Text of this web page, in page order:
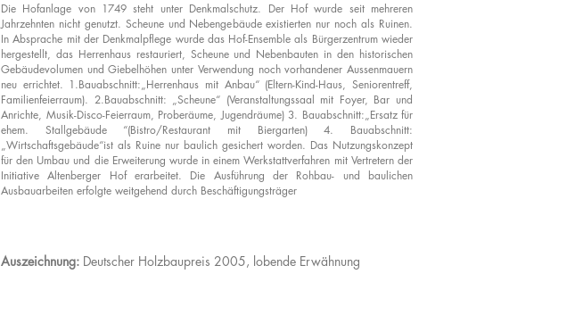
Die Hofanlage von 1749 steht unter Denkmalschutz. Der Hof wurde seit mehreren
Jahrzehnten nicht genutzt. Scheune und Nebengebäude existierten nur noch als Ruinen.
In Absprache mit der Denkmalpflege wurde das Hof-Ensemble als Bürgerzentrum wieder
hergestellt, das Herrenhaus restauriert, Scheune und Nebenbauten in den historischen
Gebäudevolumen und Giebelhöhen unter Verwendung noch vorhandener Aussenmauern
neu errichtet. 1.Bauabschnitt:„Herrenhaus mit Anbau“ (Eltern-Kind-Haus, Seniorentreff,
Familienfeierraum). 2.Bauabschnitt: „Scheune“ (Veranstaltungssaal mit Foyer, Bar und
Anrichte, Musik-Disco-Feierraum, Proberäume, Jugendräume) 3. Bauabschnitt:„Ersatz für
ehem. Stallgebäude “(Bistro/Restaurant mit Biergarten) 4. Bauabschnitt:
„Wirtschaftsgebäude“ist als Ruine nur baulich gesichert worden. Das Nutzungskonzept
für den Umbau und die Erweiterung wurde in einem Werkstattverfahren mit Vertretern der
Initiative Altenberger Hof erarbeitet. Die Ausführung der Rohbau- und baulichen
Ausbauarbeiten erfolgte weitgehend durch Beschäftigungsträger
Auszeichnung: Deutscher Holzbaupreis 2005, lobende Erwähnung